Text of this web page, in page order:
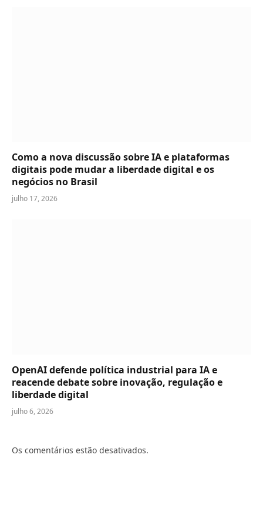
Como a nova discussão sobre IA e plataformas
digitais pode mudar a liberdade digital e os
negócios no Brasil
julho 17, 2026
OpenAI defende política industrial para IA e
reacende debate sobre inovação, regulação e
liberdade digital
julho 6, 2026
Os comentários estão desativados.